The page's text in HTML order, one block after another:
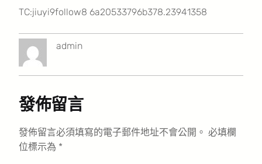
TC:jiuyi9follow8 6a20533796b378.23941358
admin
發佈留言
發佈留言必須填寫的電子郵件地址不會公開。 必填欄
位標示為 *